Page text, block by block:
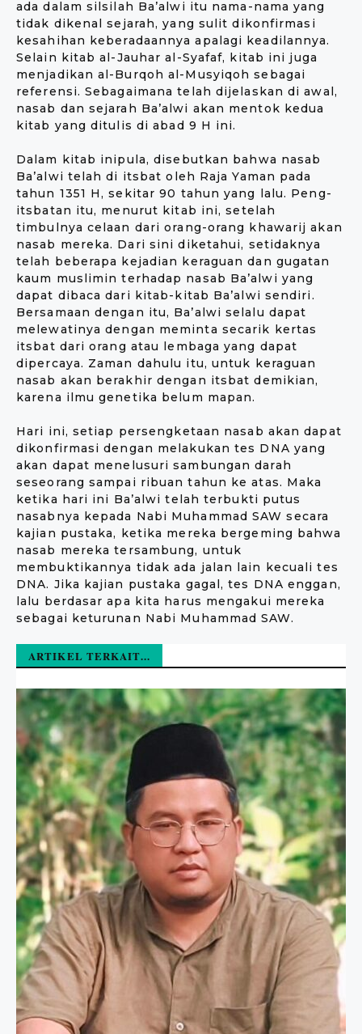
ada dalam silsilah Ba’alwi itu nama-nama yang
tidak dikenal sejarah, yang sulit dikonfirmasi
kesahihan keberadaannya apalagi keadilannya.
Selain kitab al-Jauhar al-Syafaf, kitab ini juga
menjadikan al-Burqoh al-Musyiqoh sebagai
referensi. Sebagaimana telah dijelaskan di awal,
nasab dan sejarah Ba’alwi akan mentok kedua
kitab yang ditulis di abad 9 H ini.
Dalam kitab inipula, disebutkan bahwa nasab
Ba’alwi telah di itsbat oleh Raja Yaman pada
tahun 1351 H, sekitar 90 tahun yang lalu. Peng-
itsbatan itu, menurut kitab ini, setelah
timbulnya celaan dari orang-orang khawarij akan
nasab mereka. Dari sini diketahui, setidaknya
telah beberapa kejadian keraguan dan gugatan
kaum muslimin terhadap nasab Ba’alwi yang
dapat dibaca dari kitab-kitab Ba’alwi sendiri.
Bersamaan dengan itu, Ba’alwi selalu dapat
melewatinya dengan meminta secarik kertas
itsbat dari orang atau lembaga yang dapat
dipercaya. Zaman dahulu itu, untuk keraguan
nasab akan berakhir dengan itsbat demikian,
karena ilmu genetika belum mapan.
Hari ini, setiap persengketaan nasab akan dapat
dikonfirmasi dengan melakukan tes DNA yang
akan dapat menelusuri sambungan darah
seseorang sampai ribuan tahun ke atas. Maka
ketika hari ini Ba’alwi telah terbukti putus
nasabnya kepada Nabi Muhammad SAW secara
kajian pustaka, ketika mereka bergeming bahwa
nasab mereka tersambung, untuk
membuktikannya tidak ada jalan lain kecuali tes
DNA. Jika kajian pustaka gagal, tes DNA enggan,
lalu berdasar apa kita harus mengakui mereka
sebagai keturunan Nabi Muhammad SAW.
ARTIKEL TERKAIT...